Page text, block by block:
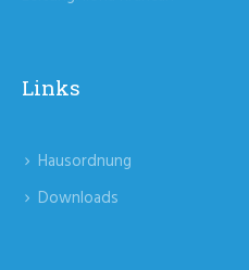
Links
Hausordnung
Downloads